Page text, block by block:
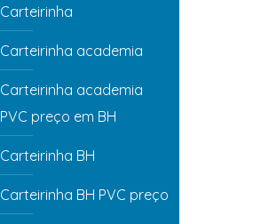
Carteirinha
Carteirinha academia
Carteirinha academia
PVC preço em BH
Carteirinha BH
Carteirinha BH PVC preço